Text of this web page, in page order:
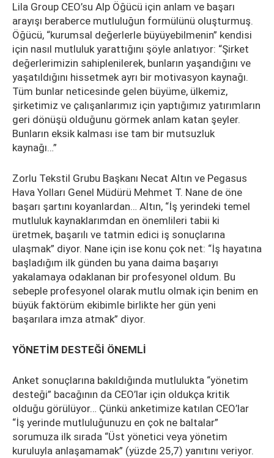
Lila Group CEO’su Alp Öğücü için anlam ve başarı
arayışı beraberce mutluluğun formülünü oluşturmuş.
Öğücü, “kurumsal değerlerle büyüyebilmenin” kendisi
için nasıl mutluluk yarattığını şöyle anlatıyor: “Şirket
değerlerimizin sahiplenilerek, bunların yaşandığını ve
yaşatıldığını hissetmek ayrı bir motivasyon kaynağı.
Tüm bunlar neticesinde gelen büyüme, ülkemiz,
şirketimiz ve çalışanlarımız için yaptığımız yatırımların
geri dönüşü olduğunu görmek anlam katan şeyler.
Bunların eksik kalması ise tam bir mutsuzluk
kaynağı…”
Zorlu Tekstil Grubu Başkanı Necat Altın ve Pegasus
Hava Yolları Genel Müdürü Mehmet T. Nane de öne
başarı şartını koyanlardan… Altın, “İş yerindeki temel
mutluluk kaynaklarımdan en önemlileri tabii ki
üretmek, başarılı ve tatmin edici iş sonuçlarına
ulaşmak” diyor. Nane için ise konu çok net: “İş hayatına
başladığım ilk günden bu yana daima başarıyı
yakalamaya odaklanan bir profesyonel oldum. Bu
sebeple profesyonel olarak mutlu olmak için benim en
büyük faktörüm ekibimle birlikte her gün yeni
başarılara imza atmak” diyor.
YÖNETİM DESTEĞİ ÖNEMLİ
Anket sonuçlarına bakıldığında mutlulukta “yönetim
desteği” bacağının da CEO’lar için oldukça kritik
olduğu görülüyor… Çünkü anketimize katılan CEO’lar
“İş yerinde mutluluğunuzu en çok ne baltalar”
sorumuza ilk sırada “Üst yönetici veya yönetim
kuruluyla anlaşamamak” (yüzde 25,7) yanıtını veriyor.